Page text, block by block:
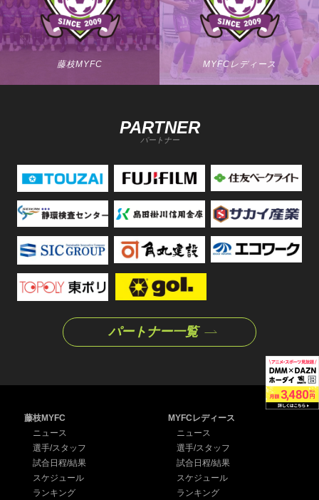
藤枝MYFC MYFCレディース
PARTNER
パートナー
パートナー一覧
藤枝MYFC
ニュース
選手/スタッフ
試合日程/結果
スケジュール
ランキング
MYFCレディース
ニュース
選手/スタッフ
試合日程/結果
スケジュール
ランキング